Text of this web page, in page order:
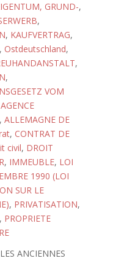
GRUND-,
,
, KAUFVERTRAG,
, Ostdeutschland,
,
,
VOM
AGENCE
, ALLEMAGNE DE
, CONTRAT DE
civil, DROIT
, IMMEUBLE, LOI
1990 (LOI
SUR LE
, PRIVATISATION,
, PROPRIETE
ANCIENNES